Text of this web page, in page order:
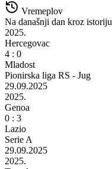
Vremeplov
Na današnji dan kroz istoriju
2025.
Hercegovac
4 : 0
Mladost
Pionirska liga RS - Jug
29.09.2025
2025.
Genoa
0 : 3
Lazio
Serie A
29.09.2025
2025.